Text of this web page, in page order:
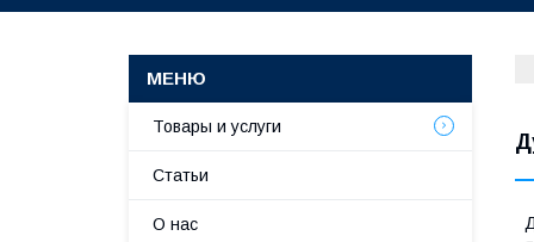
Товары и услуги
Статьи
О нас